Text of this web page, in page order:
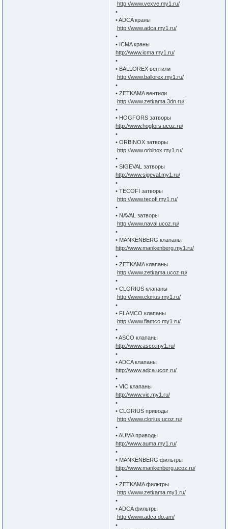
http://www.vexve.my1.ru/
•
• ADCA краны
http://www.adca.my1.ru/
•
• ICMA краны
http://www.icma.my1.ru/
•
• BALLOREX вентили
http://www.ballorex.my1.ru/
•
• ZETKAMA вентили
http://www.zetkama.3dn.ru/
•
• HOGFORS затворы
http://www.hogfors.ucoz.ru/
•
• ORBINOX затворы
http://www.orbinox.my1.ru/
•
• SIGEVAL затворы
http://www.sigeval.my1.ru/
•
• TECOFI затворы
http://www.tecofi.my1.ru/
•
• NAVAL затворы
http://www.naval.ucoz.ru/
•
• MANKENBERG клапаны
http://www.mankenberg.my1.ru/
•
• ZETKAMA клапаны
http://www.zetkama.ucoz.ru/
•
• CLORIUS клапаны
http://www.clorius.my1.ru/
•
• FLAMCO клапаны
http://www.flamco.my1.ru/
•
• ASCO клапаны
http://www.asco.my1.ru/
•
• ADCA клапаны
http://www.adca.ucoz.ru/
•
• VIC клапаны
http://www.vic.my1.ru/
•
• CLORIUS приводы
http://www.clorius.ucoz.ru/
•
• AUMA приводы
http://www.auma.my1.ru/
•
• MANKENBERG фильтры
http://www.mankenberg.ucoz.ru/
•
• ZETKAMA фильтры
http://www.zetkama.my1.ru/
•
• ADCA фильтры
http://www.adca.do.am/
•